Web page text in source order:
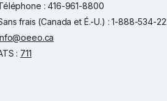
: 416-961-8800
frais (Canada et É.-U.) : 1-888-534-
: 711